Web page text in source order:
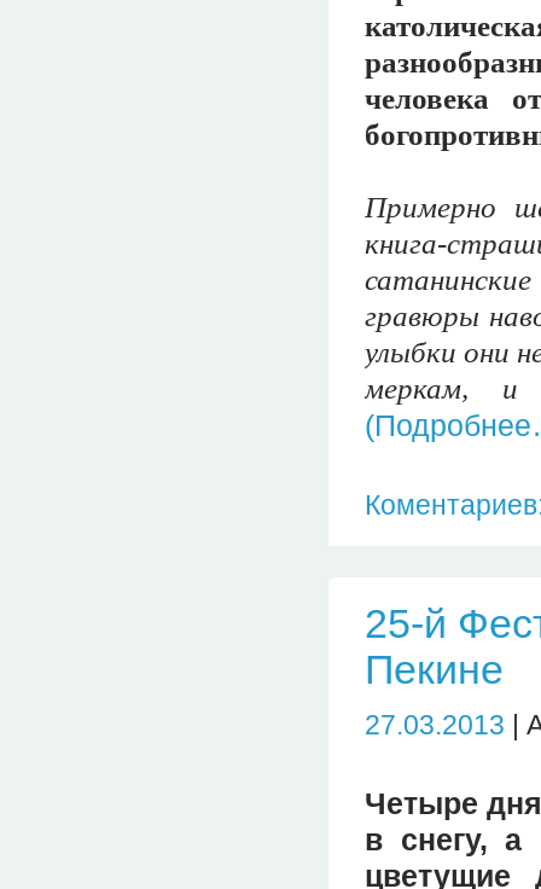
человека
Примерно
книга-
гравюры
улыбки они
меркам, и
25-й
Пекине
27.03.2013 |
Четыре
в снегу, а
цветущие